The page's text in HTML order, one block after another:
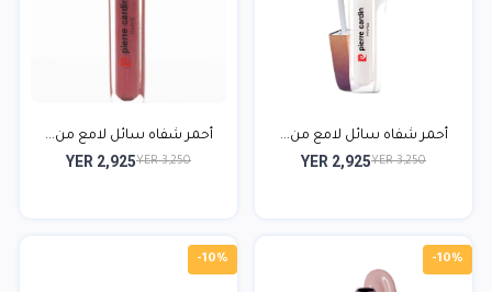
أحمر شفاه سائل لامع من...
YER 3,250
YER 2,925
أحمر شفاه سائل لامع من...
YER 3,250
YER 2,925
-10%
-10%